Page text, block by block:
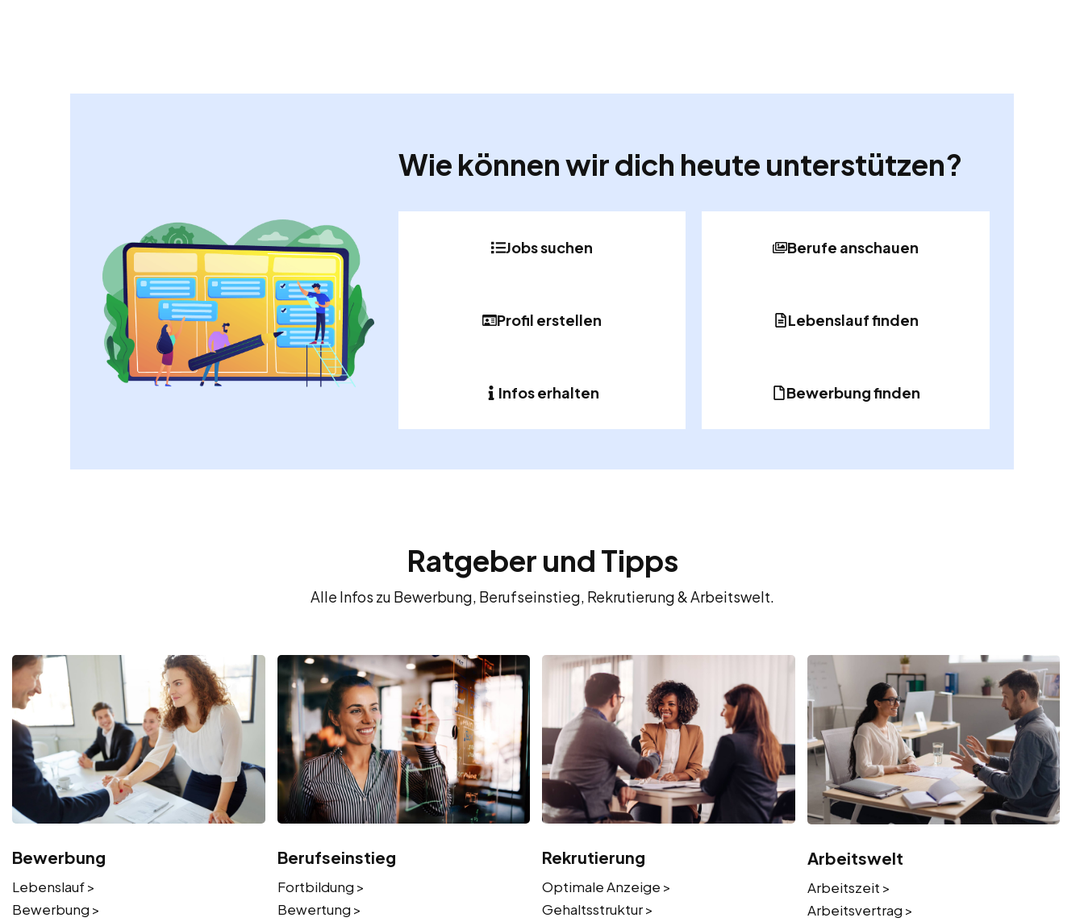
Wie können wir dich heute unterstützen?
Jobs suchen
Profil erstellen
Infos erhalten
Berufe anschauen
Lebenslauf finden
Bewerbung finden
Ratgeber und Tipps
Alle Infos zu Bewerbung, Berufseinstieg, Rekrutierung & Arbeitswelt.
Bewerbung
Lebenslauf >
Bewerbung >
Berufseinstieg
Fortbildung >
Bewertung >
Rekrutierung
Optimale Anzeige >
Gehaltsstruktur >
Arbeitswelt
Arbeitszeit >
Arbeitsvertrag >